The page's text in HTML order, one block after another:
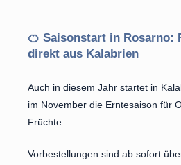
🍊 Saisonstart in Rosarno:
direkt aus Kalabrien
Auch in diesem Jahr startet in
im November die Erntesaison für
Früchte.
Vorbestellungen sind ab sofort